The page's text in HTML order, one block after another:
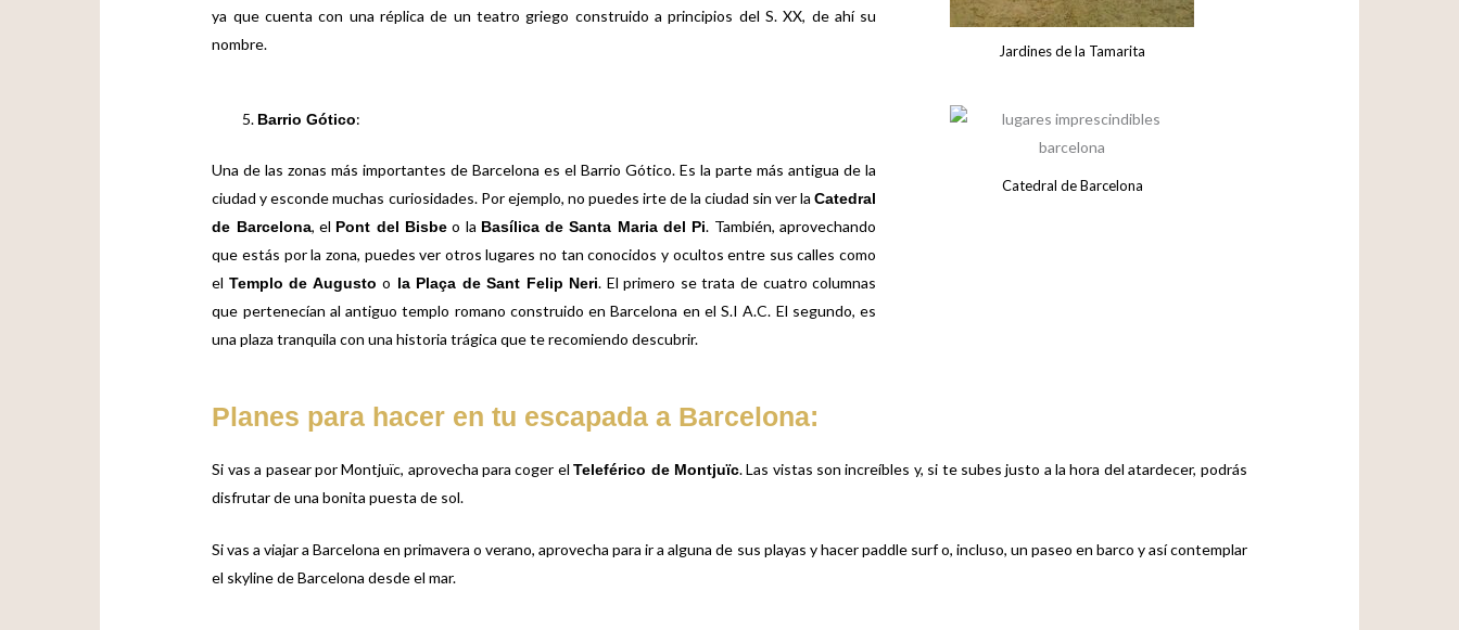
ya que cuenta con una réplica de un teatro griego construido a principios del S. XX, de ahí su
nombre.
Jardines de la Tamarita
Barrio Gótico:
Una de las zonas más importantes de Barcelona es el Barrio Gótico. Es la parte más antigua de la
ciudad y esconde muchas curiosidades. Por ejemplo, no puedes irte de la ciudad sin ver la Catedral
de Barcelona, el Pont del Bisbeo la Basílica de Santa Maria del Pi. También, aprovechando
que estás por la zona, puedes ver otros lugares no tan conocidos y ocultos entre sus calles como
el Templo de Augustoo la Plaça de Sant Felip Neri. El primero se trata de cuatro columnas
que pertenecían al antiguo templo romano construido en Barcelona en el S.I A.C. El segundo, es
una plaza tranquila con una historia trágica que te recomiendo descubrir.
Catedral de Barcelona
Planes para hacer en tu escapada a Barcelona:
Si vas a pasear por Montjuïc, aprovecha para coger elTeleférico de Montjuïc. Las vistas son increíbles y, si te subes justo a la hora del atardecer, podrás
disfrutar de una bonita puesta de sol.
Si vas a viajar a Barcelona en primavera o verano, aprovecha para ir a alguna de sus playas y hacer paddle surf o, incluso, un paseo en barco y así contemplar
el skyline de Barcelona desde el mar.